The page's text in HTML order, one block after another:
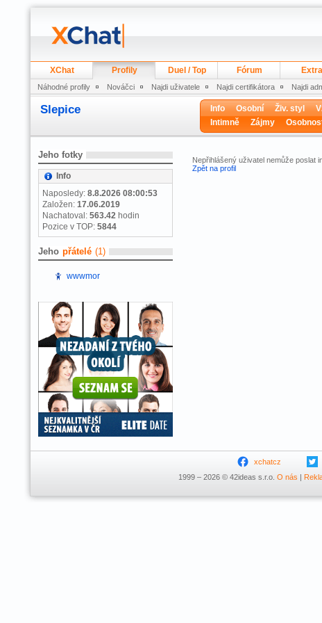
XChat Profily Duel / Top Fórum Extra
Náhodné profily Nováčci Najdi uživatele Najdi certifikátora Najdi
Slepice Info Osobní Živ. styl
Intimně
Zájmy
Jeho fotky
Info
Naposledy: 8.8.2026 08:00:53
Založen: 17.06.2019
Nachatoval: 563.42 hodin
Pozice v TOP: 5844
Jeho přátelé (1)
wwwmor
Nepřihlášený uživatel nemůže poslat
Zpět na profil
xchatcz
1999 – 2026 © 42ideas s.r.o. O nás |